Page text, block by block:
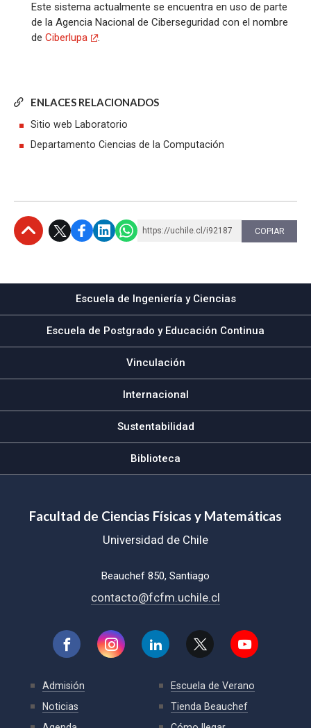
ENLACES RELACIONADOS
Sitio web Laboratorio
Departamento Ciencias de la Computación
Este sistema actualmente se encuentra en uso de parte
de la Agencia Nacional de Ciberseguridad con el nombre
de Ciberlupa .
https://uchile.cl/i92187 COPIAR
Escuela de Ingeniería y Ciencias
Escuela de Postgrado y Educación Continua
Vinculación
Internacional
Sustentabilidad
Biblioteca
Facultad de Ciencias Físicas y Matemáticas
Universidad de Chile
Beauchef 850, Santiago
contacto@fcfm.uchile.cl
Admisión
Noticias
Escuela de Verano
Tienda Beauchef